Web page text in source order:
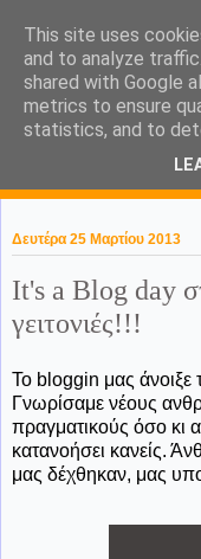
KaPa.
without a
Δευτέρα 25 Μαρτίου 2013
It's a Βlog day
γειτονιές!!!
Το bloggin μας άνοιξε
Γνωρίσαμε νέους
πραγματικούς όσο κι
κατανοήσει κανείς.
μας δέχθηκαν, μας
This site uses
and to analyze
shared with Google
metrics to ensure
statistics, and to